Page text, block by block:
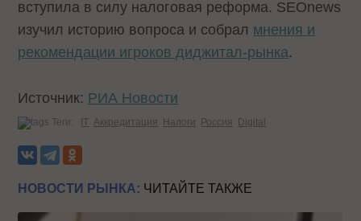
вступила в силу налоговая реформа. SEOnews
изучил историю вопроса и собрал мнения и
рекомендации игроков диджитал-рынка.
Источник: РИА Новости
Теги: IT Аккредитация Налоги Россия Digital
НОВОСТИ РЫНКА: ЧИТАЙТЕ ТАКЖЕ